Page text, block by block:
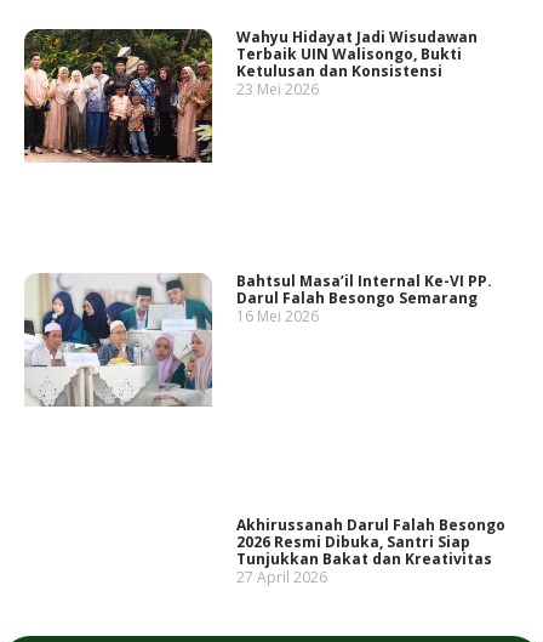
Wahyu Hidayat Jadi Wisudawan
Terbaik UIN Walisongo, Bukti
Ketulusan dan Konsistensi
23 Mei 2026
Bahtsul Masa’il Internal Ke-VI PP.
Darul Falah Besongo Semarang
16 Mei 2026
Akhirussanah Darul Falah Besongo
2026 Resmi Dibuka, Santri Siap
Tunjukkan Bakat dan Kreativitas
27 April 2026